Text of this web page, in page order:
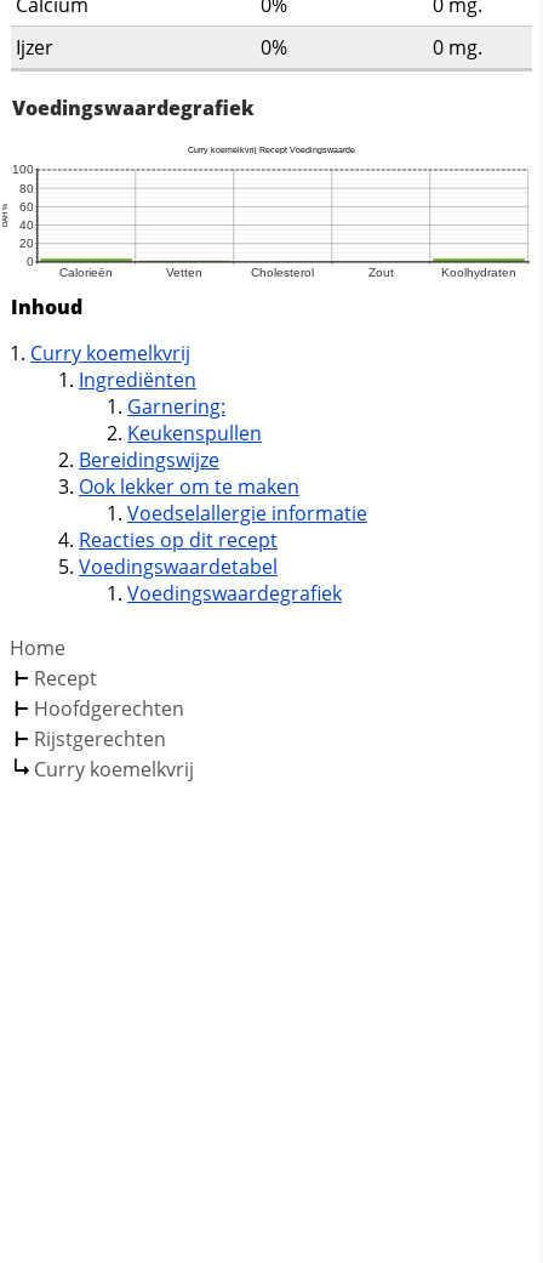
Calcium 0% 0 mg.
Ijzer
0% 0 mg.
Voedingswaardegrafiek
Inhoud
Curry koemelkvrij
Ingrediënten
Garnering:
Keukenspullen
Bereidingswijze
Ook lekker om te maken
Voedselallergie informatie
Reacties op dit recept
Voedingswaardetabel
Voedingswaardegrafiek
Home
Recept
Hoofdgerechten
Rijstgerechten
Curry koemelkvrij